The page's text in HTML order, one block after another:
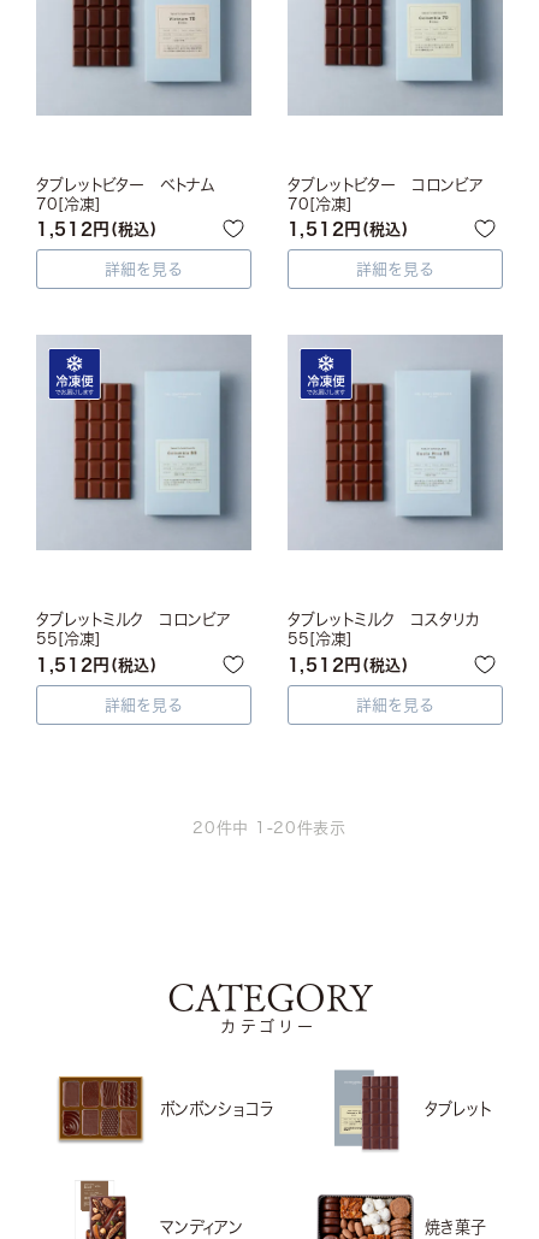
タブレットビター ベトナム
70[冷凍]
1,512 税込
詳細を見る
タブレットビター コロンビア
70[冷凍]
1,512 税込
詳細を見る
タブレットミルク コロンビア
55[冷凍]
1,512 税込
詳細を見る
タブレットミルク コスタリカ
55[冷凍]
1,512 税込
詳細を見る
20件中 1 -20件表示
CATEGORY
カテゴリー
ボンボンショコラ タブレット
マンディアン 焼き菓子